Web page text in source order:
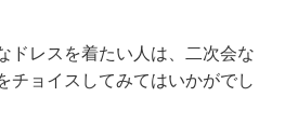
ドレスを着たい人は、二次会な
チョイスしてみてはいかがでし